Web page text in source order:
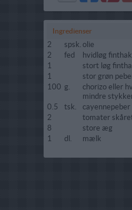
FacebookPinterest
Ingredienser
2 spsk. olie
2
fed
hvidløg
1
stort løg
1
stor grøn
100 g.
chorizo eller
mindre
0.5
tsk.
cayennepeber
2
tomater
8
store æg
1
dl. mælk